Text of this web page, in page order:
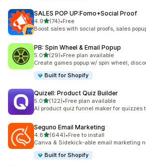
SALES POP UP:Fomo+Social Proof
4.9เต็ม 5 ดาว
(74)
ทั้งหมด 74 รีวิว
•Free
Boost sales with social proofs, sales
PB: Spin Wheel & Email Popup
5.0เต็ม 5 ดาว
(29)
ทั้งหมด 29 รีวิว
•Free plan available
Create games popup w/ spin wheel,
Built for Shopify
Quizell: Product Quiz Builder
5.0เต็ม 5 ดาว
(122)
ทั้งหมด 122 รีวิว
•Free plan available
AI product quiz funnel maker for quizzes
Seguno Email Marketing
4.8เต็ม 5 ดาว
(644)
ทั้งหมด 644 รีวิว
•Free to install
Canva & Sidekick-able email marketing
Built for Shopify